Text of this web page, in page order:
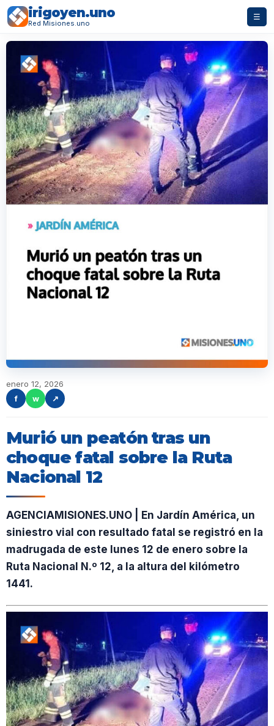
irigoyen.uno
Red Misiones.uno
☰
enero 12, 2026
f
w ↗
Murió un peatón tras un
choque fatal sobre la Ruta
Nacional 12
AGENCIAMISIONES.UNO | En Jardín América, un
siniestro vial con resultado fatal se registró en la
madrugada de este lunes 12 de enero sobre la
Ruta Nacional N.º 12, a la altura del kilómetro
1441.